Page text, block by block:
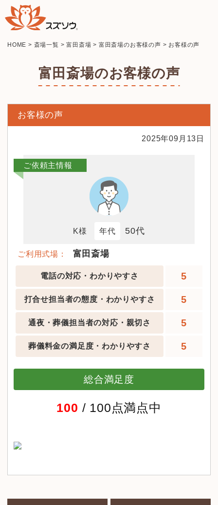
HOME > 斎場一覧 >富田斎場 > 富田斎場のお客様の声 > お客様の声
富田斎場のお客様の声
お客様の声
2025年09月13日
ご依頼主情報
K様 年代 50代
ご利用式場： 富田斎場
電話の対応・わかりやすさ 5
打合せ担当者の態度・わかりやすさ 5
通夜・葬儀担当者の対応・親切さ 5
葬儀料金の満足度・わかりやすさ 5
総合満足度
100 / 100点満点中